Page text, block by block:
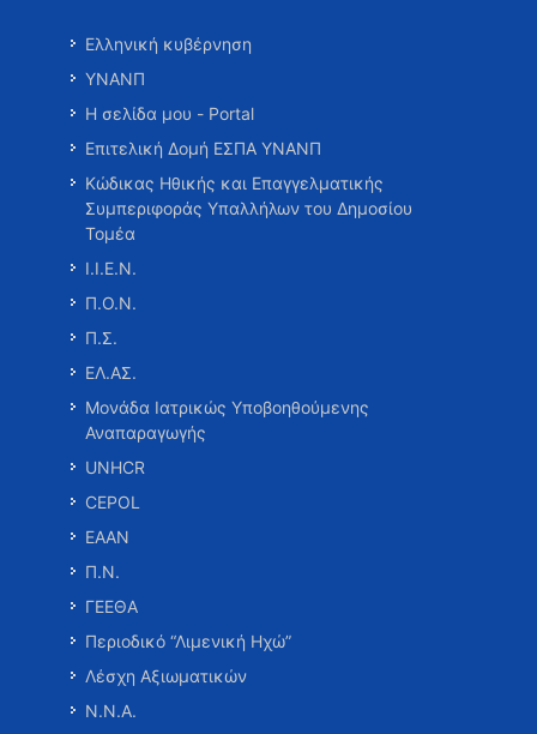
Ελληνική κυβέρνηση
ΥΝΑΝΠ
Η σελίδα μου - Portal
Επιτελική Δομή ΕΣΠΑ ΥΝΑΝΠ
Κώδικας Ηθικής και Επαγγελματικής
Συμπεριφοράς Υπαλλήλων του Δημοσίου
Τομέα
Ι.Ι.Ε.Ν.
Π.Ο.Ν.
Π.Σ.
ΕΛ.ΑΣ.
Μονάδα Ιατρικώς Υποβοηθούμενης
Αναπαραγωγής
UNHCR
CEPOL
ΕΑΑΝ
Π.Ν.
ΓΕΕΘΑ
Περιοδικό “Λιμενική Ηχώ”
Λέσχη Αξιωματικών
Ν.Ν.Α.